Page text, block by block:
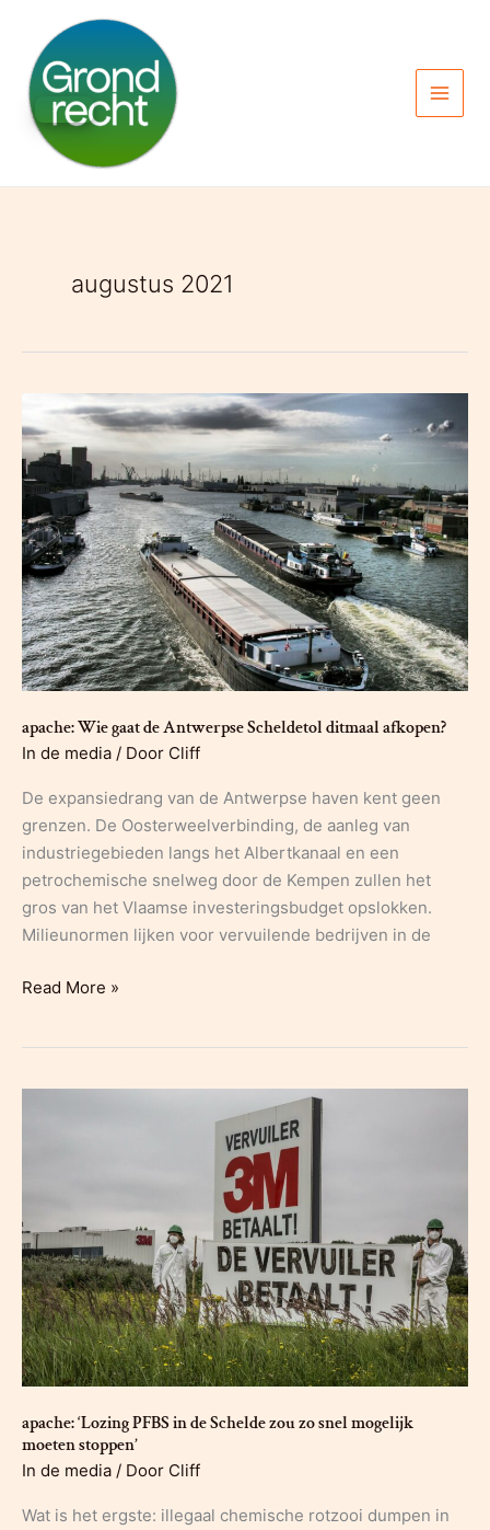
inhoud
augustus 2021
apache: Wie gaat de Antwerpse Scheldetol ditmaal afkopen?
In de media / Door Cliff
De expansiedrang van de Antwerpse haven kent geen
grenzen. De Oosterweelverbinding, de aanleg van
industriegebieden langs het Albertkanaal en een
petrochemische snelweg door de Kempen zullen het
gros van het Vlaamse investeringsbudget opslokken.
Milieunormen lijken voor vervuilende bedrijven in de
apache:
Antwerpse
Read More »
apache: ‘Lozing PFBS in de Schelde zou zo snel mogelijk
moeten stoppen’
In de media / Door Cliff
Wat is het ergste: illegaal chemische rotzooi dumpen in